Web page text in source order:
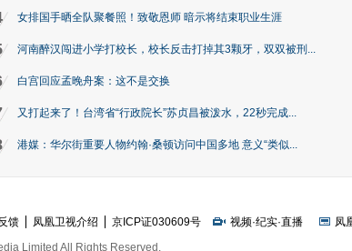
女排国手晒全队聚餐照！致敬恩师 暗示将结束职业生涯
河南醉汉闯进小学打校长，校长反击打掉其3颗牙，双双被刑...
白宫回应孟晚舟案：这不是交换
又打起来了！台湾省“行政院长”苏贞昌被泼水，22秒完成...
港媒：华尔街重要人物约翰·桑顿访问中国多地 意义“类似...
馈 凤凰卫视介绍 京ICP证030609号 视频·纪实·直播
凤
Limited All Rights Reserved.